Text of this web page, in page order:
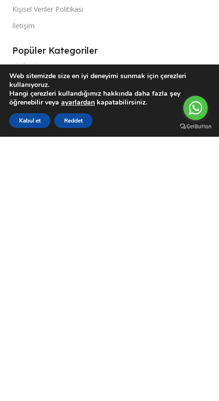
Kişisel Veriler Politikası
İletişim
Popüler Kategoriler
Hırdavat
Endüstriyel Makineler
Bahçe El Aletleri
Jeneratörler
Web sitemizde size en iyi deneyimi sunmak için çerezleri
kullanıyoruz.
Hangi çerezleri kullandığımız hakkında daha fazla şey
öğrenebilir veya ayarlardan kapatabilirsiniz.
Kabul et Reddet
Sidebar Karşılaştırma Listesi Menu